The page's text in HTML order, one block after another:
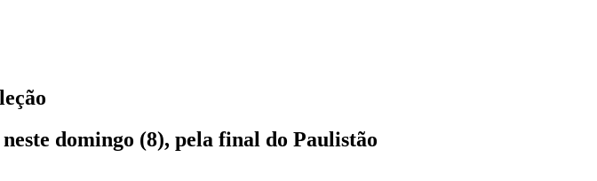
domingo (8), pela final do Paulistão